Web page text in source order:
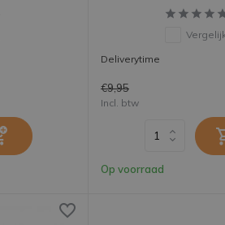
Deliverytime
€9,95
Incl. btw
Op voorraad